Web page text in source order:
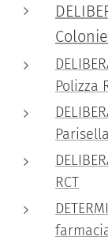
Polizza
RCT